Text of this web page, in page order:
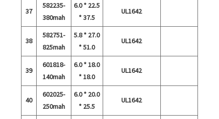
37
582235-
380mah
6.0 * 22.5
* 37.5
UL1642
38
582751-
825mah
5.8 * 27.0
* 51.0
UL1642
39
601818-
140mah
6.0 * 18.0
* 18.0
UL1642
40
602025-
250mah
6.0 * 20.0
* 25.5
UL1642